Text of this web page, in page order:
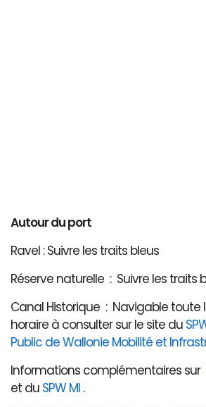
Autour du port
Ravel : Suivre les traits bleus
Réserve naturelle : Suivre les traits
Canal Historique : Navigable toute
horaire à consulter sur le site du
Public de Wallonie Mobilité et
Informations complémentaires sur
et du SPW MI .